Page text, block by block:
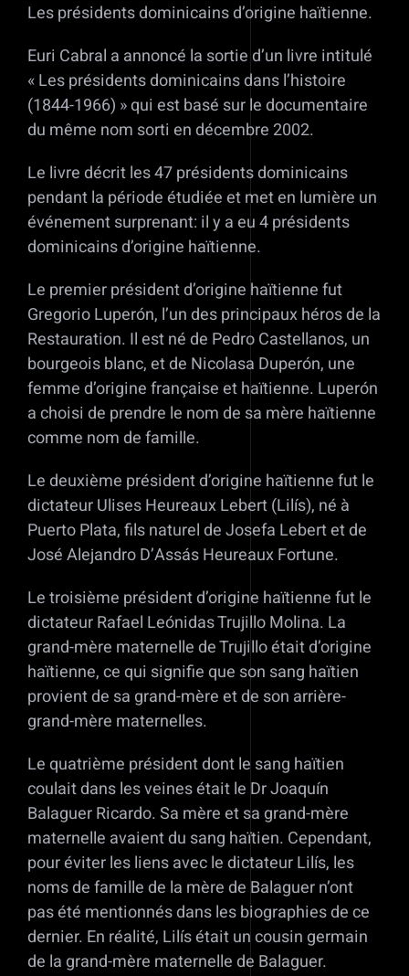
Les présidents dominicains d’origine haïtienne.
Euri Cabral a annoncé la sortie d’un livre intitulé
« Les présidents dominicains dans l’histoire
(1844-1966) » qui est basé sur le documentaire
du même nom sorti en décembre 2002.
Le livre décrit les 47 présidents dominicains
pendant la période étudiée et met en lumière un
événement surprenant: il y a eu 4 présidents
dominicains d’origine haïtienne.
Le premier président d’origine haïtienne fut
Gregorio Luperón, l’un des principaux héros de la
Restauration. Il est né de Pedro Castellanos, un
bourgeois blanc, et de Nicolasa Duperón, une
femme d’origine française et haïtienne. Luperón
a choisi de prendre le nom de sa mère haïtienne
comme nom de famille.
Le deuxième président d’origine haïtienne fut le
dictateur Ulises Heureaux Lebert (Lilís), né à
Puerto Plata, fils naturel de Josefa Lebert et de
José Alejandro D’Assás Heureaux Fortune.
Le troisième président d’origine haïtienne fut le
dictateur Rafael Leónidas Trujillo Molina. La
grand-mère maternelle de Trujillo était d’origine
haïtienne, ce qui signifie que son sang haïtien
provient de sa grand-mère et de son arrière-
grand-mère maternelles.
Le quatrième président dont le sang haïtien
coulait dans les veines était le Dr Joaquín
Balaguer Ricardo. Sa mère et sa grand-mère
maternelle avaient du sang haïtien. Cependant,
pour éviter les liens avec le dictateur Lilís, les
noms de famille de la mère de Balaguer n’ont
pas été mentionnés dans les biographies de ce
dernier. En réalité, Lilís était un cousin germain
de la grand-mère maternelle de Balaguer.